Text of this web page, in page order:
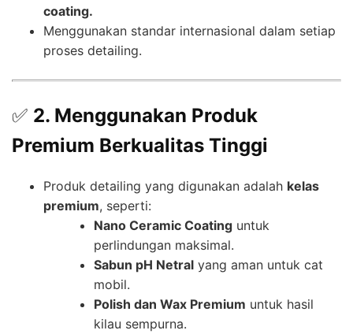
coating.
Menggunakan standar internasional dalam setiap
proses detailing.
✅ 2. Menggunakan Produk
Premium Berkualitas Tinggi
Produk detailing yang digunakan adalah kelas
premium, seperti:
Nano Ceramic Coating untuk
perlindungan maksimal.
Sabun pH Netral yang aman untuk cat
mobil.
Polish dan Wax Premium untuk hasil
kilau sempurna.